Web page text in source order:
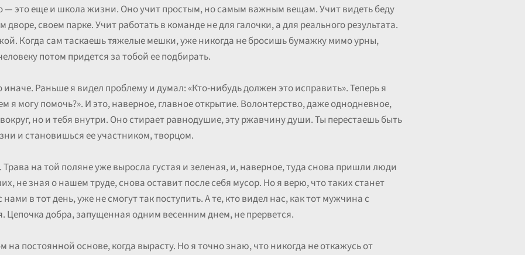
— это еще и школа жизни. Оно учит простым, но самым важным вещам. Учит видеть беду
дворе, своем парке. Учит работать в команде не для галочки, а для реального результата.
Когда сам таскаешь тяжелые мешки, уже никогда не бросишь бумажку мимо урны,
потом придется за тобой ее подбирать.
Раньше я видел проблему и думал: «Кто-нибудь должен это исправить». Теперь я
я могу помочь?». И это, наверное, главное открытие. Волонтерство, даже однодневное,
но и тебя внутри. Оно стирает равнодушие, эту ржавчину души. Ты перестаешь быть
и становишься ее участником, творцом.
на той поляне уже выросла густая и зеленая, и, наверное, туда снова пришли люди
не зная о нашем труде, снова оставит после себя мусор. Но я верю, что таких станет
в тот день, уже не смогут так поступить. А те, кто видел нас, как тот мужчина с
добра, запущенная одним весенним днем, не прервется.
на постоянной основе, когда вырасту. Но я точно знаю, что никогда не откажусь от